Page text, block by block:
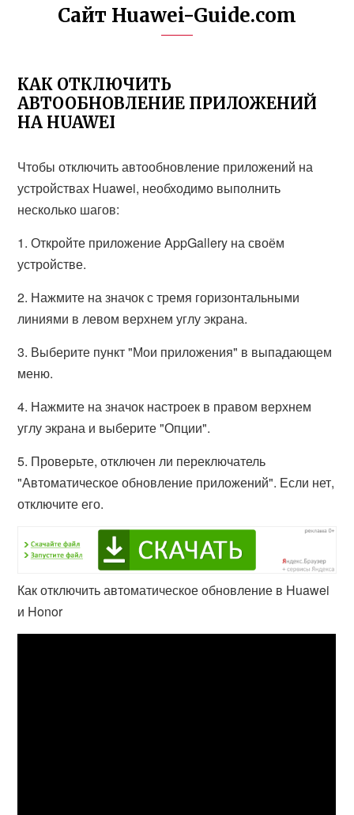
Сайт Huawei-Guide.com
КАК ОТКЛЮЧИТЬ
АВТООБНОВЛЕНИЕ ПРИЛОЖЕНИЙ
НА HUAWEI
Чтобы отключить автообновление приложений на
устройствах Huawei, необходимо выполнить
несколько шагов:
1. Откройте приложение AppGallery на своём
устройстве.
2. Нажмите на значок с тремя горизонтальными
линиями в левом верхнем углу экрана.
3. Выберите пункт "Мои приложения" в выпадающем
меню.
4. Нажмите на значок настроек в правом верхнем
углу экрана и выберите "Опции".
5. Проверьте, отключен ли переключатель
"Автоматическое обновление приложений". Если нет,
отключите его.
Как отключить автоматическое обновление в Huawei
и Honor